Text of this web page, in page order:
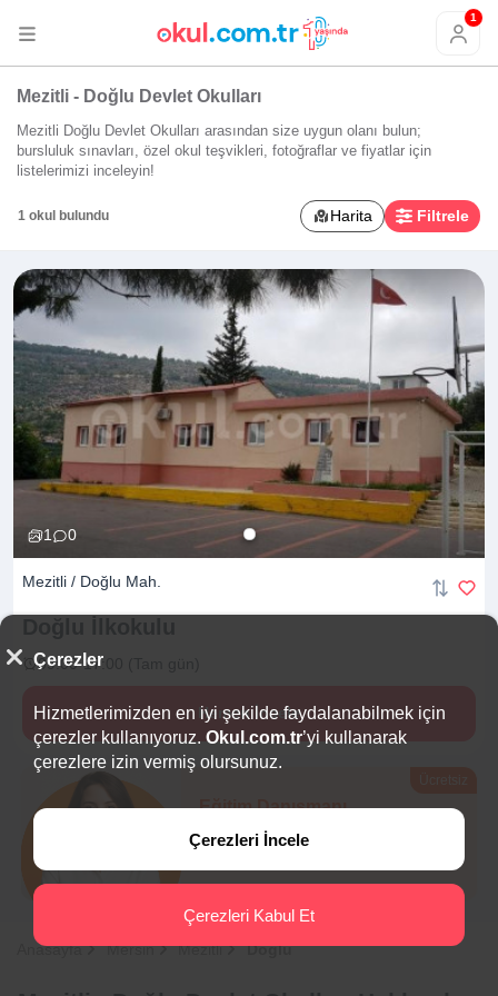
1
Mezitli - Doğlu Devlet Okulları
Mezitli Doğlu Devlet Okulları arasından size uygun olanı bulun;
bursluluk sınavları, özel okul teşvikleri, fotoğraflar ve fiyatlar için
listelerimizi inceleyin!
1 okul bulundu Harita Filtrele
1 0
Mezitli / Doğlu Mah.
09:00-17:00 (Tam gün)
Hemen İncele
Eğitim Danışmanı
Sana en uygun
Anasayfa Mersin Mezitli Doğlu
Çerezler
Hizmetlerimizden en iyi şekilde faydalanabilmek için
çerezler kullanıyoruz. Okul.com.tr’yi kullanarak
çerezlere izin vermiş olursunuz.
Çerezleri İncele
Çerezleri Kabul Et